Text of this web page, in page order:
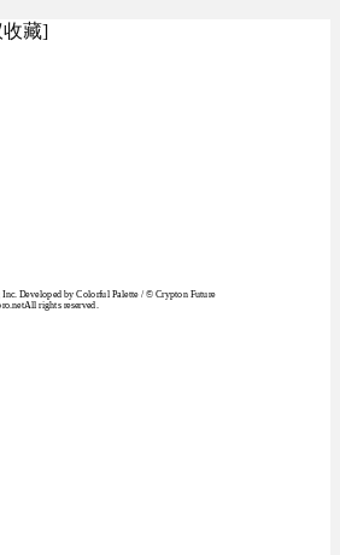
收藏]
Developed by Colorful Palette / © Crypton Future
rights reserved.